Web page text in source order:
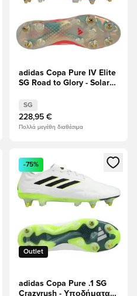
adidas Copa Pure IV Elite
SG Road to Glory - Solar
μαύρο
SG
228,95 €
Πολλά μεγέθη διαθέσιμα
ή να εγγραφείτε ως
Ανοίγει ένα Modal για να
Outlet
-75%
adidas Copa Pure .1 SG
Crazyrush - Υποδήματα